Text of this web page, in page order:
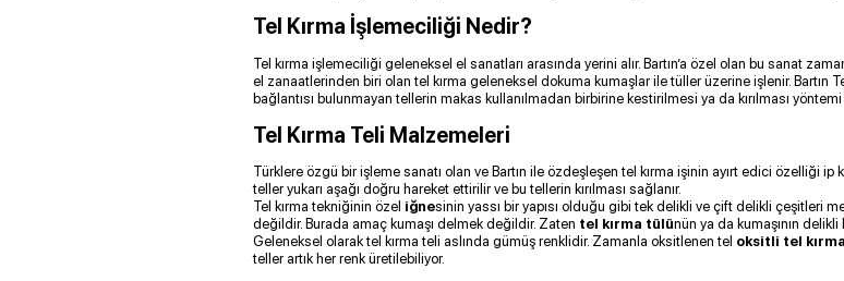
Tel Kırma İşlemeciliği Nedir?
Tel kırma işlemeciliği geleneksel el sanatları arasında yerini alır. Bartın’a özel olan bu sanat
el zanaatlerinden biri olan tel kırma geleneksel dokuma kumaşlar ile tüller üzerine işlenir. Bartın
bağlantısı bulunmayan tellerin makas kullanılmadan birbirine kestirilmesi ya da kırılması
Tel Kırma Teli Malzemeleri
Türklere özgü bir işleme sanatı olan ve Bartın ile özdeşleşen tel kırma işinin ayırt edici özelliği
teller yukarı aşağı doğru hareket ettirilir ve bu tellerin kırılması sağlanır.
Tel kırma tekniğinin özel iğnesinin yassı bir yapısı olduğu gibi tek delikli ve çift delikli çeşitleri
değildir. Burada amaç kumaşı delmek değildir. Zaten tel kırma tülünün ya da kumaşının delikli
Geleneksel olarak tel kırma teli aslında gümüş renklidir. Zamanla oksitlenen tel oksitli tel
teller artık her renk üretilebiliyor.